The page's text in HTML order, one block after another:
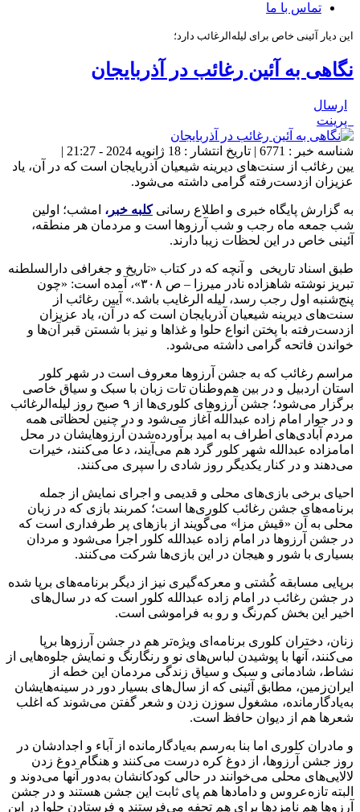
تماس با ما
این دیار آئینی خاص برای لیله‌الرغائب دارد؛
نگاهی به آئین رغائب در آذربایجان
ارسال
پرینت
شناسه خبر : 6771 | تاریخ انتشار : 18 ژانویه 2024 - 21:27 |
یین رغائب از سنت‌های دیرینه شیعیان آذربایجان است که در آن، یاد
عزیزان ازدست‌رفته گرامی داشته می‌شود.
به گزارش پایگاه خبری و اطلاع رسانی کلبه خبر ، امشب؛ اولین
شب جمعه ماه رجب و شب آرزوها است و مردمان هر منطقه،
آئینی خاص در این لحظات زیبا دارند.
طبق اسناد تاریخی و آنچه که در کتاب «تاریخ و جغرافی دارالسلطنه
تبریز نوشته شاهزاده نادر میرزا – ص ۳۰۸»، آمده است: «چون
پنج‌شنبه اول رجب رسد، لیله الرغایب باشد.» آیین رغائب از
سنت‌های دیرینه شیعیان آذربایجان است که در آن، یاد عزیزان
ازدست‌رفته با پختن انواع حلوا و غذاها و نیز با شستن قبر آن‌ها و
خواندن فاتحه گرامی داشته می‌شود.
مراسم رغائب که به جشن آرزوها معروف است در شهر کلور
استان اردبیل و در بین هم‌وطنان تات زبان با سبک و سیاق خاصی
برگزار می‌شود؛ جشن آرزوهای کلوری‌ها از ۹ صبح روز لیله‌الرغائب
و در جوار امام زاده عبدالله آغاز می‌شود و در چنین لحظاتی همه
مردم آبادی‌های اطراف به امید برآورده‌شدن آرزوهایشان در محل
امامزاده عبدالله شهر کلور گرد هم می‌آیند، دعا می‌کنند، خیرات
می‌دهند و در کنار یکدیگر روز شادی را سپری می‌کنند.
احیای برخی بازی‌های محلی و قدیمی و اجرای نمایش از جمله
برنامه‌های جشن رغائب کلوری‌ها است؛ کمربند بازی که در زبان
محلی به آن «قیش مزا» می‌گویند از بازهای پر طرفداری است که
در جشن آرزوها در امام زاده عبدالله کلور اجرا می‌شود و مردان
بسیاری با شور و هیجان در این بازی‌ها شرکت می‌کنند.
برپایی مسابقه کُشتی و معرکه‌گیری نیز از دیگر برنامه‌های برپا شده
در جشن رغائب در امام زاده عبدالله کلور است که در سال‌های
اخیر این بخش کم‌رنگ‌ و رو به فراموشی است.
زنان، دختران کلوری برنامه‌ای ویژه‌تر هم در جشن آرزوها برپا
می‌کنند، آنها با پوشیدن لباس‌های نو و رنگارنگ و نمایش جلوه‌هایی از
نشاط، شادمانی و سبک و سیاق زندگی مردمان این خطه از
ایران‌زمین، مطابق آئینی که از سال‌های بسیار دور در سینه‌هایشان
به‌یادگارمانده، مشغول سوزن زدن و شعر گفتن می‌شوند که اغلب
شعرها هم از دیوان حافظ است.
و مادران کلوری اما بنا به‌رسم به‌یادگارمانده از آباء و اجدادشان در
روز جشن آرزوها، از دوغ کره درست می‌کنند و هنگام دوغ زدن
لالایی‌های محلی می‌خوانند در حالی کودکانشان به‌دور آنها می‌دوند و
البته تازه‌عروس و دامادها هم پای ثابت این جشن هستند و در جشن
آرزوها هم نامزدها برای هم تحفه می‌فرستند و فرستادن حلوا در این